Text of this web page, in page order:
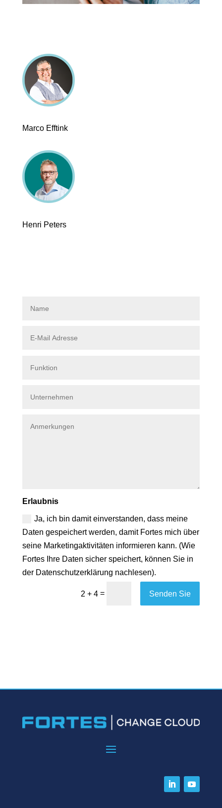
Marco Efftink
Henri Peters
Erlaubnis
Ja, ich bin damit einverstanden, dass meine
Daten gespeichert werden, damit Fortes mich über
seine Marketingaktivitäten informieren kann. (Wie
Fortes Ihre Daten sicher speichert, können Sie in
der Datenschutzerklärung nachlesen).
2 + 4 = Senden Sie